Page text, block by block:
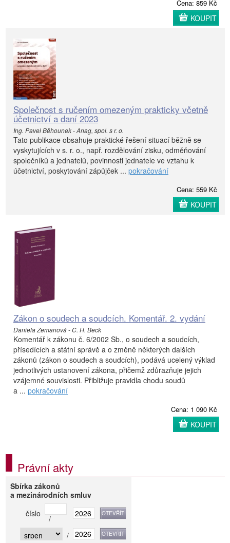
Cena: 859 Kč
KOUPIT
Společnost s ručením omezeným prakticky včetně
účetnictví a daní 2023
Ing. Pavel Běhounek - Anag, spol. s r. o.
Tato publikace obsahuje praktické řešení situací běžně se
vyskytujících v s. r. o., např. rozdělování zisku, odměňování
společníků a jednatelů, povinnosti jednatele ve vztahu k
účetnictví, poskytování zápůjček ... pokračování
Cena: 559 Kč
KOUPIT
Zákon o soudech a soudcích. Komentář. 2. vydání
Daniela Zemanová - C. H. Beck
Komentář k zákonu č. 6/2002 Sb., o soudech a soudcích,
přísedících a státní správě a o změně některých dalších
zákonů (zákon o soudech a soudcích), podává ucelený výklad
jednotlivých ustanovení zákona, přičemž zdůrazňuje jejich
vzájemné souvislosti. Přibližuje pravidla chodu soudů
a ... pokračování
Cena: 1 090 Kč
KOUPIT
Právní akty
Sbírka zákonů
a mezinárodních smluv
číslo
/
/